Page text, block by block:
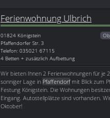
Ferienwohnung Ulbrich
01824 Königstein
Pfaffendorfer Str. 3
Telefon: 035021 67115
4 Betten + zusätzlich Aufbettung
Wir bieten Ihnen 2 Ferienwohnungen für je
sonniger Lage in Pfaffendorfmit Blick zum
Festung Königstein. Die Wohnungen
Eingang. Autostellplätze sind vorhanden.
Oktober!